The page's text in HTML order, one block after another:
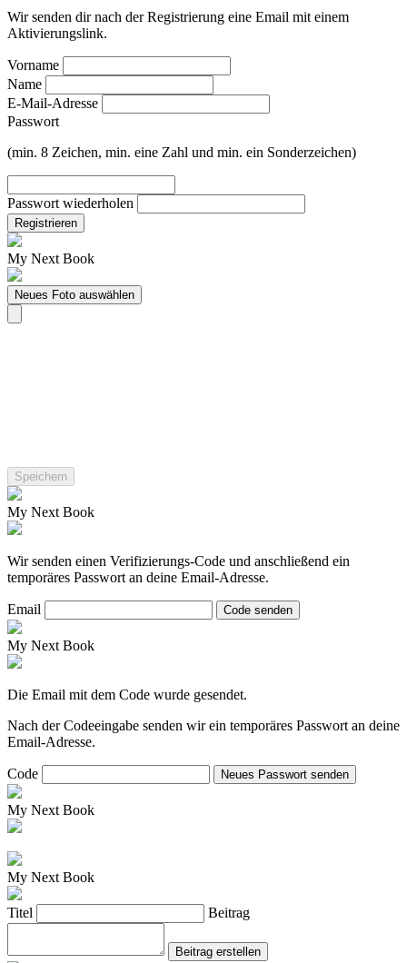
Wir senden dir nach der Registrierung eine Email mit einem
Aktivierungslink.
Vorname
Name
E-Mail-Adresse
Passwort
(min. 8 Zeichen, min. eine Zahl und min. ein Sonderzeichen)
Passwort wiederholen
Registrieren
My Next Book
Neues Foto auswählen
My Next Book
Wir senden einen Verifizierungs-Code und anschließend ein
temporäres Passwort an deine Email-Adresse.
Email Code senden
My Next Book
Die Email mit dem Code wurde gesendet.
Nach der Codeeingabe senden wir ein temporäres Passwort an deine
Email-Adresse.
Code Neues Passwort senden
My Next Book
My Next Book
Titel Beitrag
Beitrag erstellen